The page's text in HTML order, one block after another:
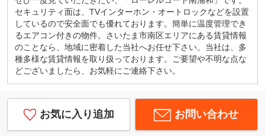
セキュリティ面は、TVインターホン・オートロックなどを設置
しているので安全面でも優れております。簡単に温度管理でき
るエアコン付きの物件。さいたま市南区エリアにある賃貸情報
のことなら、地域に密着した当社へお任せ下さい。当社は、多
種多様な賃貸情報を取り扱っております。ご要望や不明な点な
どございましたら、お気軽にご連絡下さい。
お気に入り追加 お問い合わせ